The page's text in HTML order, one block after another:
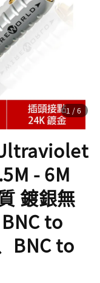
1 /6
- 6M
鍍銀無
to
BNC to